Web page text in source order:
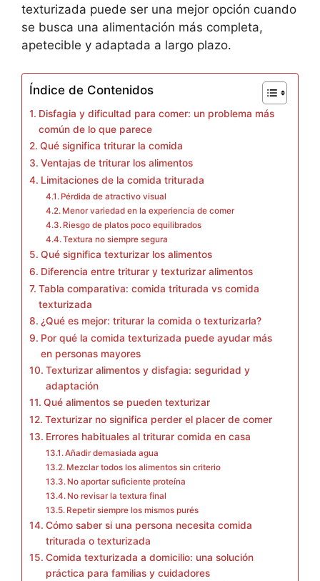
texturizada puede ser una mejor opción cuando
se busca una alimentación más completa,
apetecible y adaptada a largo plazo.
Índice de Contenidos
Disfagia y dificultad para comer: un problema más
común de lo que parece
Qué significa triturar la comida
Ventajas de triturar los alimentos
Limitaciones de la comida triturada
Pérdida de atractivo visual
Menor variedad en la experiencia de comer
Riesgo de platos poco equilibrados
Textura no siempre segura
Qué significa texturizar los alimentos
Diferencia entre triturar y texturizar alimentos
Tabla comparativa: comida triturada vs comida
texturizada
¿Qué es mejor: triturar la comida o texturizarla?
Por qué la comida texturizada puede ayudar más
en personas mayores
Texturizar alimentos y disfagia: seguridad y
adaptación
Qué alimentos se pueden texturizar
Texturizar no significa perder el placer de comer
Errores habituales al triturar comida en casa
Añadir demasiada agua
Mezclar todos los alimentos sin criterio
No aportar suficiente proteína
No revisar la textura final
Repetir siempre los mismos purés
Cómo saber si una persona necesita comida
triturada o texturizada
Comida texturizada a domicilio: una solución
práctica para familias y cuidadores